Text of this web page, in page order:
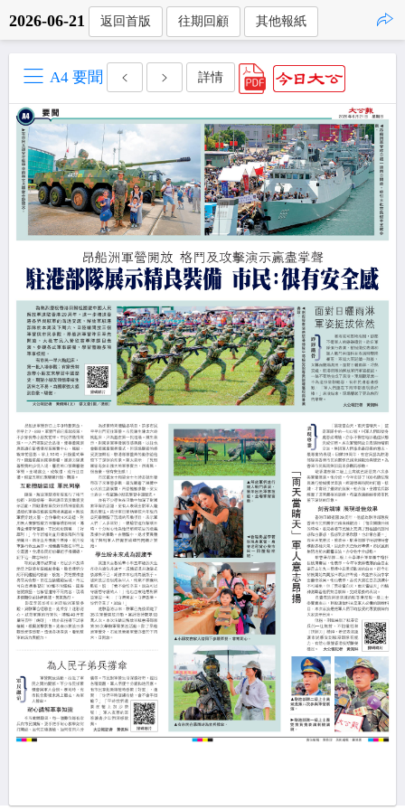
2026-06-21 返回首版 往期回顧 其他報紙
A4 要聞 詳情